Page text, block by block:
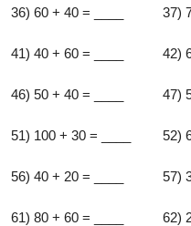
36) 60 + 40 = ____ 37)
41) 40 + 60 = ____ 42)
46) 50 + 40 = ____ 47)
51) 100 + 30 = ____ 52)
56) 40 + 20 = ____ 57)
61) 80 + 60 = ____ 62)